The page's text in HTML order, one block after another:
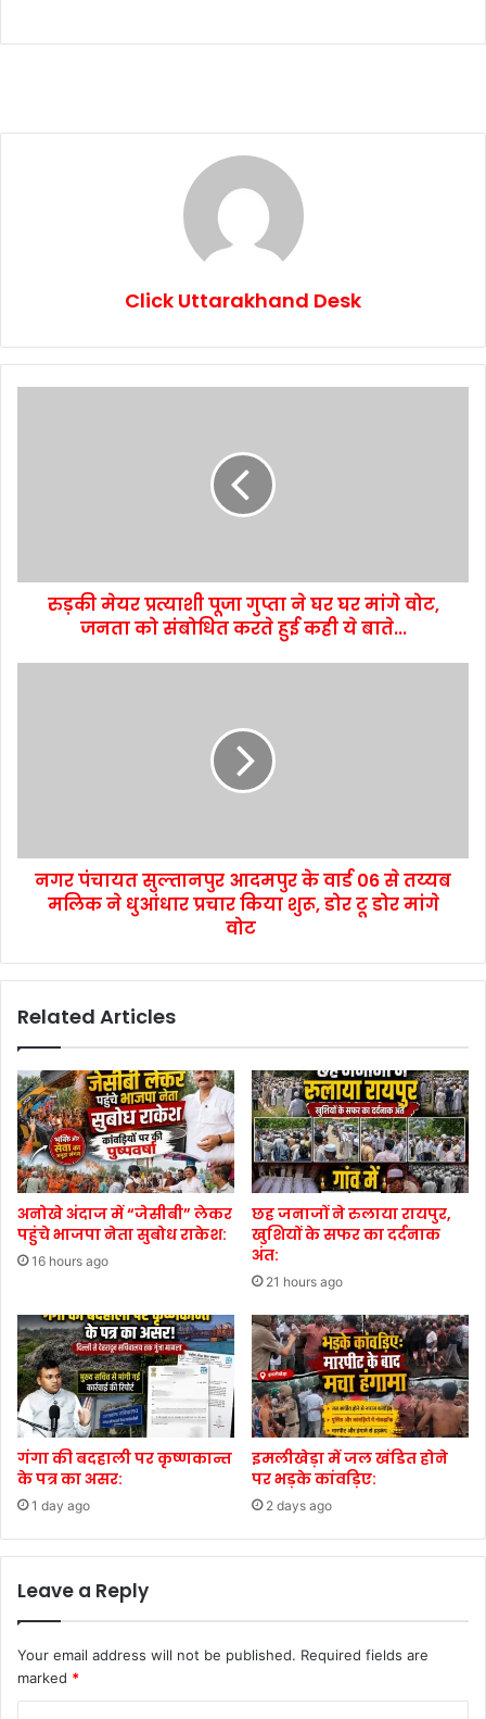
Click Uttarakhand Desk
रुड़की मेयर प्रत्याशी पूजा गुप्ता ने घर घर मांगे वोट,
जनता को संबोधित करते हुई कही ये बाते...
नगर पंचायत सुल्तानपुर आदमपुर के वार्ड 06 से तय्यब
मलिक ने धुआंधार प्रचार किया शुरू, डोर टू डोर मांगे
वोट
Related Articles
अनोखे अंदाज में “जेसीबी” लेकर
पहुंचे भाजपा नेता सुबोध राकेश:
16 hours ago
छह जनाजों ने रुलाया रायपुर,
खुशियों के सफर का दर्दनाक
अंत:
21 hours ago
गंगा की बदहाली पर कृष्णकान्त
के पत्र का असर:
1 day ago
इमलीखेड़ा में जल खंडित होने
पर भड़के कांवड़िए:
2 days ago
Leave a Reply
Your email address will not be published. Required fields are
marked *